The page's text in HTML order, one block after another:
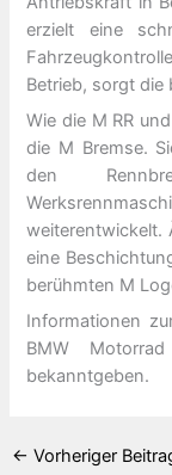
erzielt eine
Betrieb, sorgt
Wie die M RR
die M Bremse.
den
weiterentwickelt.
eine
berühmten M
Informationen
BMW
bekanntgeben.
← Vorheriger